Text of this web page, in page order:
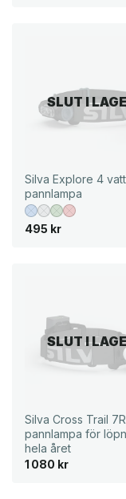
SLUT I
Silva Explore 4
pannlampa
495 kr
SLUT I
Silva Cross Trail 7R
pannlampa för
hela året
1 080 kr